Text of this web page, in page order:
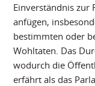
Einverständnis zur
anfügen,
bestimmten oder
Wohltaten. Das
wodurch die
erfährt als das